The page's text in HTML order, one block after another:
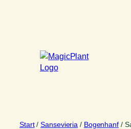
Start/Sansevieria / Bogenhanf/